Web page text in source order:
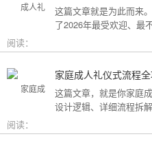
这篇文章就是为此而来
了2026年最受欢迎、最
选逻辑和避坑指南，帮
朋友）的18岁写下最温
阅读：
这篇文章，就是你家庭
设计逻辑、详细流程拆
帮你在家里，为18岁
年加冕。
阅读：